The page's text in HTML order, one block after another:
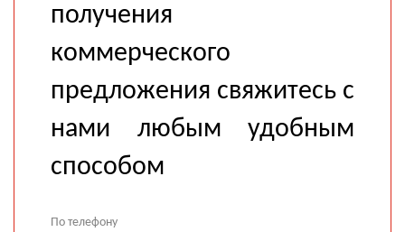
получения
коммерческого
предложения свяжитесь с
нами любым удобным
способом
По телефону